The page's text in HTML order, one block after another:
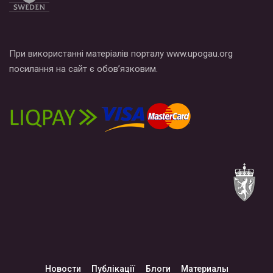
При використанні матеріалів порталу www.upogau.org
посилання на сайт є обов’язковим.
Новости Публікації Блоги Материалы